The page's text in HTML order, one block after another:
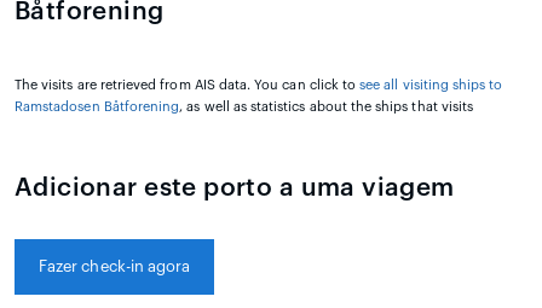
Båtforening
The visits are retrieved from AIS data. You can click tosee all visiting ships to
Ramstadosen Båtforening, as well as statistics about the ships that visits
Adicionar este porto a uma viagem
Fazer check-in agora